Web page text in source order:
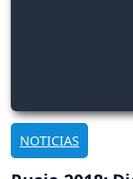
NOTICIAS